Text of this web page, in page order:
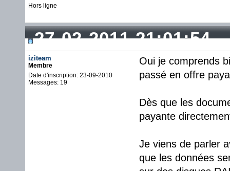
Hors ligne
27-02-2011 21:01:54
iziteam
Membre
Date d'inscription: 23-09-2010
Messages: 19
Oui je comprends
passé en offre
Dès que les
payante
Je viens de parler
que les données